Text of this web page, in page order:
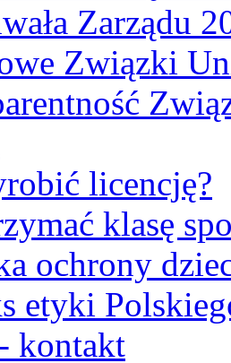
Zarządu
Związki
licencję?
klasę
ochrony
etyki
kontakt